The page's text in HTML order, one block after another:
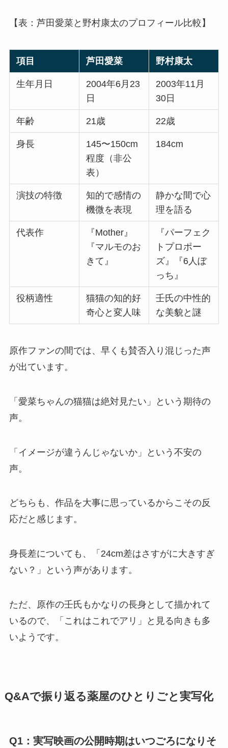
【表：芦田愛菜と野村康太のプロフィール比較】
項目 芦田愛菜 野村康太
生年月日
2004年6月23
日
2003年11月
30日
年齢 21歳 22歳
身長
145〜150cm
程度（非公
表）
184cm
演技の特徴
知的で感情の
機微を表現
静かな間で心
理を語る
代表作
『Mother』
『マルモのお
きて』
『パーフェク
トプロポー
ズ』『6人ぼ
っち』
役柄適性
猫猫の知的好
奇心と変人味
壬氏の中性的
な美貌と謎
原作ファンの間では、早くも賛否入り混じった声
が出ています。
「愛菜ちゃんの猫猫は絶対見たい」という期待の
声。
「イメージが違うんじゃないか」という不安の
声。
どちらも、作品を大事に思っているからこその反
応だと感じます。
身長差についても、「24cm差はさすがに大きすぎ
ない？」という声があります。
ただ、原作の壬氏もかなりの長身として描かれて
いるので、「これはこれでアリ」と見る向きも多
いようです。
Q&Aで振り返る薬屋のひとりごと実写化
Q1：実写映画の公開時期はいつごろになりそ